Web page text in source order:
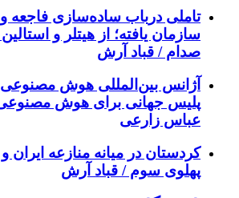
تاملی درباب سادەسازی فاجعە
سازمان یافتە؛ از هیتلر و
صدام / قباد آرش
آژانس بین‌المللی هوش
پلیس جهانی برای هوش مصنوعی
عباس زارعی
کردستان در میانه منازعە ایران
پهلوی سوم / قباد آرش